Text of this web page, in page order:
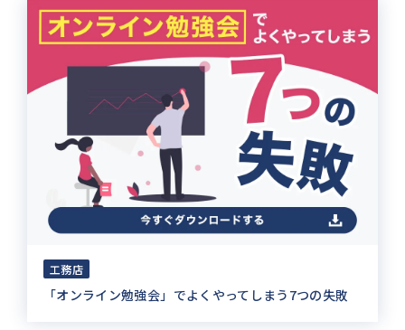
工務店
「オンライン勉強会」でよくやってしまう7つの失敗